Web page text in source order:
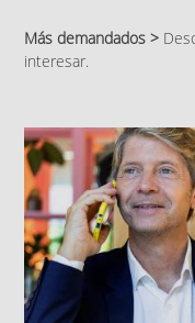
Más demandados >
interesar.